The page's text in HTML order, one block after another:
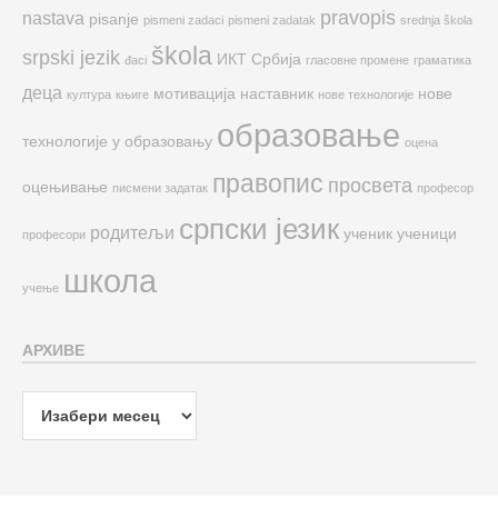
nastava pisanje pismeni zadaci pismeni zadatak pravopis srednja škola
srpski jezik đaci škola ИКТ Србија гласовне промене граматика
деца култура књиге мотивација наставник нове технологије нове
технологије у образовању образовање оцена
оцењивање писмени задатак правопис просвета професор
професори родитељи српски језик ученик ученици
учење школа
АРХИВЕ
Архиве